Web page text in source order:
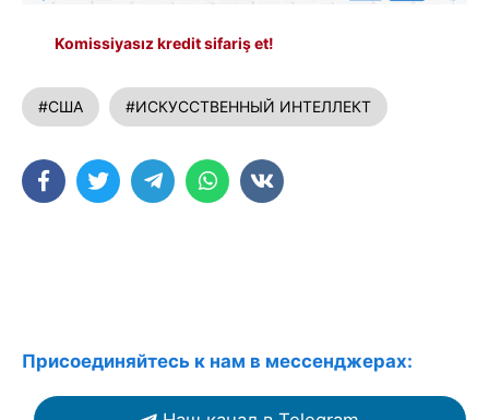
Komissiyasız kredit sifariş et!
#США #ИСКУССТВЕННЫЙ ИНТЕЛЛЕКТ
Присоединяйтесь к нам в мессенджерах: